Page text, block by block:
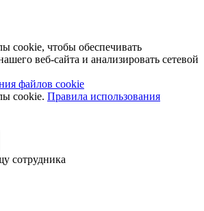
cookie, чтобы обеспечивать
веб-сайта и анализировать сетевой
файлов cookie
cookie. Правила использования
сотрудника